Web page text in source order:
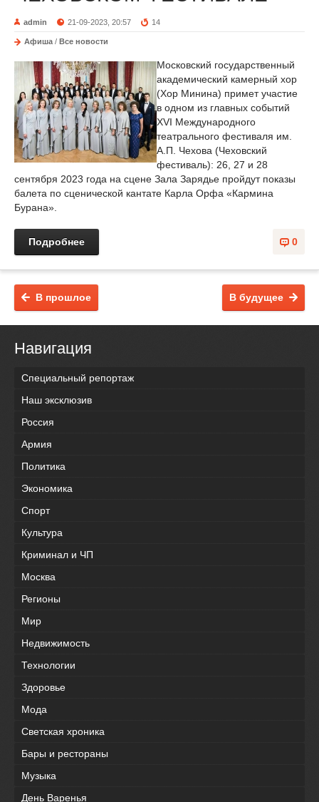
admin 21-09-2023, 20:57 14
Афиша / Все новости
Московский государственный
академический камерный хор
(Хор Минина) примет участие
в одном из главных событий
XVI Международного
театрального фестиваля им.
А.П. Чехова (Чеховский
фестиваль): 26, 27 и 28
сентября 2023 года на сцене Зала Зарядье пройдут показы
балета по сценической кантате Карла Орфа «Кармина
Бурана».
0
Подробнее
В будущее
В прошлое
Навигация
Специальный репортаж
Наш эксклюзив
Россия
Армия
Политика
Экономика
Спорт
Культура
Криминал и ЧП
Москва
Регионы
Мир
Недвижимость
Технологии
Здоровье
Мода
Светская хроника
Бары и рестораны
Музыка
День Варенья